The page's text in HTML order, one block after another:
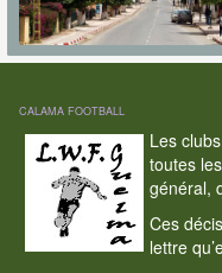
CALAMA FOOTBALL
Les
toutes
général,
Ces
lettre